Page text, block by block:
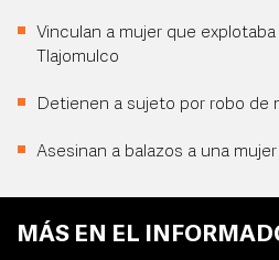
Vinculan a mujer que
Tlajomulco
Detienen a sujeto por robo de
Asesinan a balazos a una
MÁS EN EL